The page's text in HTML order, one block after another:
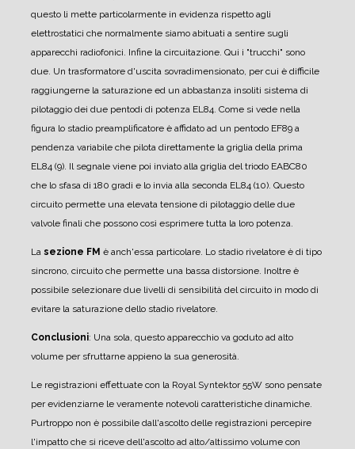
questo li mette particolarmente in evidenza rispetto agli
elettrostatici che normalmente siamo abituati a sentire sugli
apparecchi radiofonici. Infine la circuitazione. Qui i "trucchi" sono
due. Un trasformatore d'uscita sovradimensionato, per cui è difficile
raggiungerne la saturazione ed un abbastanza insoliti sistema di
pilotaggio dei due pentodi di potenza EL84. Come si vede nella
figura lo stadio preamplificatore è affidato ad un pentodo EF89 a
pendenza variabile che pilota direttamente la griglia della prima
EL84 (9). Il segnale viene poi inviato alla griglia del triodo EABC80
che lo sfasa di 180 gradi e lo invia alla seconda EL84 (10). Questo
circuito permette una elevata tensione di pilotaggio delle due
valvole finali che possono così esprimere tutta la loro potenza.
La sezione FM è anch'essa particolare. Lo stadio rivelatore è di tipo
sincrono, circuito che permette una bassa distorsione. Inoltre è
possibile selezionare due livelli di sensibilità del circuito in modo di
evitare la saturazione dello stadio rivelatore.
Conclusioni: Una sola, questo apparecchio va goduto ad alto
volume per sfruttarne appieno la sua generosità.
Le registrazioni effettuate con la Royal Syntektor 55W sono pensate
per evidenziarne le veramente notevoli caratteristiche dinamiche.
Purtroppo non è possibile dall'ascolto delle registrazioni percepire
l'impatto che si riceve dell'ascolto ad alto/altissimo volume con